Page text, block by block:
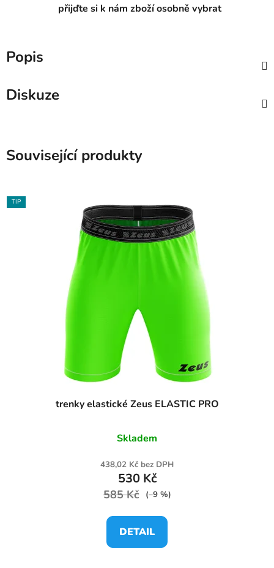
přijďte si k nám zboží osobně vybrat
Popis
Diskuze
Související produkty
TIP
trenky elastické Zeus ELASTIC PRO
Skladem
438,02 Kč bez DPH
530 Kč
585 Kč (–9 %)
DETAIL